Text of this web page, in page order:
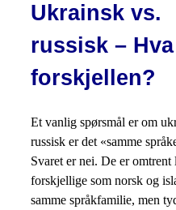
Ukrainsk vs.
russisk –
forskjellen?
Et vanlig spørsmål er om
russisk er det «samme
Svaret er nei. De er omtrent
forskjellige som norsk og
samme språkfamilie, men